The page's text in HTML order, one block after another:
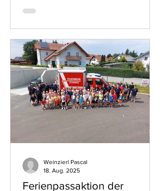
Ferienpassaktion der
Weinzierl Pascal
18. Aug. 2025